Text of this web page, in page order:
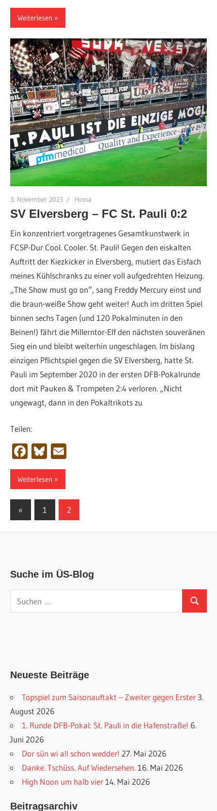
Weiterlesen
3. November 2023 Hossa
SV Elversberg – FC St. Pauli 0:2
Ein konzentriert vorgetragenes Gesamtkunstwerk in
FCSP-Dur Cool. Cooler. St. Pauli! Gegen den eiskalten
Auftritt der Kiezkicker in Elversberg, mutiert das Eisfach
meines Kühlschranks zu einer voll aufgedrehten Heizung.
„The Show must go on“, sang Freddy Mercury einst und
die braun-weiße Show geht weiter! Auch im dritten Spiel
binnen sechs Tagen (und 120 Pokalminuten in den
Beinen!) fährt die Millerntor-Elf den nächsten souveränen
Sieg ein und bleibt weiterhin ungeschlagen. Im bislang
einzigen Pflichtspiel gegen die SV Elversberg, hatte St.
Pauli im September 2020 in der ersten DFB-Pokalrunde
dort mit Pauken & Trompeten 2:4 verloren. „Nicht
ungewagt, dann in den Pokaltrikots zu
Teilen:
Facebook
Bluesky
Weiterlesen
Seitennummerierung
« Vorherige
Beiträge
1 2
Suche im ÜS-Blog
nach:
Suchen
Neueste Beiträge
Topspiel zum Saisonauftakt – Zweiter gegen Erster 3.
August 2026
1. Runde DFB-Pokal: St. Pauli in die Hafenstraße! 6.
Juni 2026
Dor sün wi all schon wedder! 27. Mai 2026
Danke. Tschüss. Auf Wiedersehen. 16. Mai 2026
High Noon um halb vier 14. Mai 2026
Beitragsarchiv